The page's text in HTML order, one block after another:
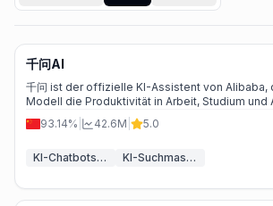
千问AI
千问 ist der offizielle KI-Assistent von Alibaba,
Modell die Produktivität in Arbeit, Studium und
93.14%
42.6M 5.0
KI-Chatbots & LLM KI-Suchmaschine